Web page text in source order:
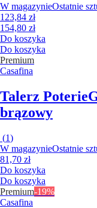
W magazynieOstatnie
123,84 zł
154,80 zł
Do koszyka
Do koszyka
Premium
Casafina
Talerz Poterie
brązowy
(1)
W magazynieOstatnie
81,70 zł
Do koszyka
Do koszyka
Premium-19%
Casafina